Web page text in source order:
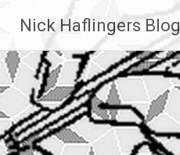
Inhalt
springen
Nick Haflingers Blog